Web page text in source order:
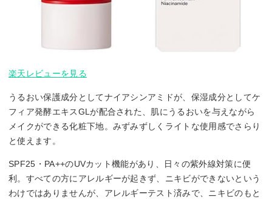
楽天レビューを見る
うるおい保護成分としてナイアシンアミドが、保湿成分としてケ
フィア発酵エキスGLが配合された、肌にうるおいを与えながら
メイクができる化粧下地。みずみずしくライトな使用感でさらり
と使えます。
SPF25・PA++のUVカット機能があり、日々の紫外線対策に便
利。すべての方にアレルギーが起きず、ニキビができないという
わけではありませんが、アレルギーテスト済みで、ニキビのもと